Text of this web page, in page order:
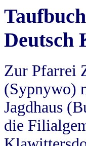
Deutsch
Zur Pfarrei
(Sypnywo)
Jagdhaus
die